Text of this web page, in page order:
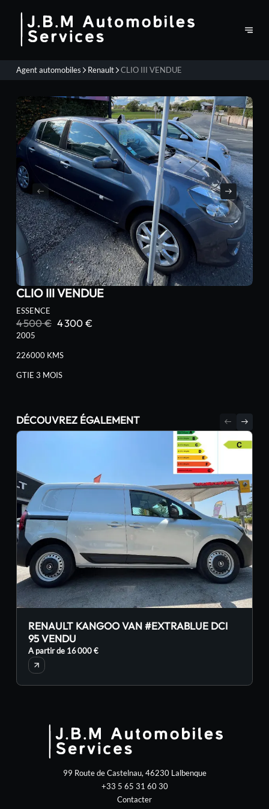
Agent automobiles Renault CLIO III VENDUE
CLIO III VENDUE
ESSENCE
4 500 € 4 300 €
2005
226000 KMS
GTIE 3 MOIS
DÉCOUVREZ ÉGALEMENT
RENAULT KANGOO VAN #EXTRABLUE DCI
95 VENDU
A partir de 16 000 €
99 Route de Castelnau, 46230 Lalbenque
+33 5 65 31 60 30
Contacter